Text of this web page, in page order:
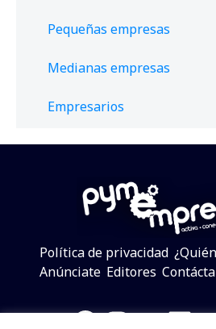
Pequeñas empresas
Medianas empresas
Empresarios
Política de privacidad
Anúnciate Editores
Facebook